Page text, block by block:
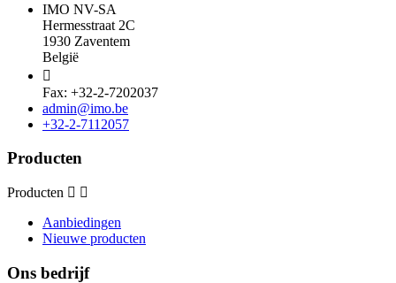
IMO NV-SA
Hermesstraat 2C
1930 Zaventem
België

Fax: +32-2-7202037
admin@imo.be
+32-2-7112057
Producten
Producten
Aanbiedingen
Nieuwe producten
Ons bedrijf